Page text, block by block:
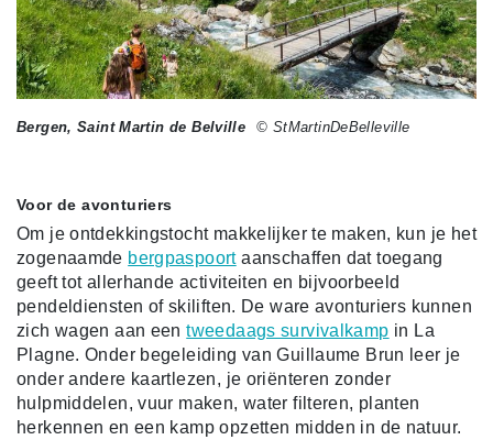
Bergen, Saint Martin de Belville © StMartinDeBelleville
Voor de avonturiers
Om je ontdekkingstocht makkelijker te maken, kun je het
zogenaamde bergpaspoortaanschaffen dat toegang
geeft tot allerhande activiteiten en bijvoorbeeld
pendeldiensten of skiliften. De ware avonturiers kunnen
zich wagen aan eentweedaags survivalkamp in La
Plagne. Onder begeleiding van Guillaume Brun leer je
onder andere kaartlezen, je oriënteren zonder
hulpmiddelen, vuur maken, water filteren, planten
herkennen en een kamp opzetten midden in de natuur.